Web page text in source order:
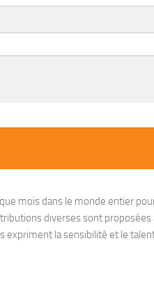
mois dans le monde entier
diverses sont
la sensibilité et le